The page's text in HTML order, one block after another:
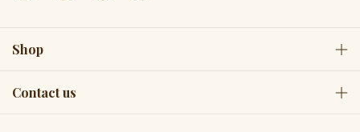
Shop
Contact us